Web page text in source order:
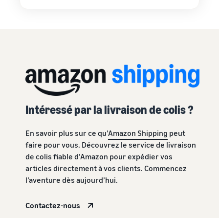
Intéressé par la livraison de colis ?
En savoir plus sur ce qu’Amazon Shipping peut
faire pour vous. Découvrez le service de livraison
de colis fiable d’Amazon pour expédier vos
articles directement à vos clients. Commencez
l’aventure dès aujourd’hui.
Contactez-nous